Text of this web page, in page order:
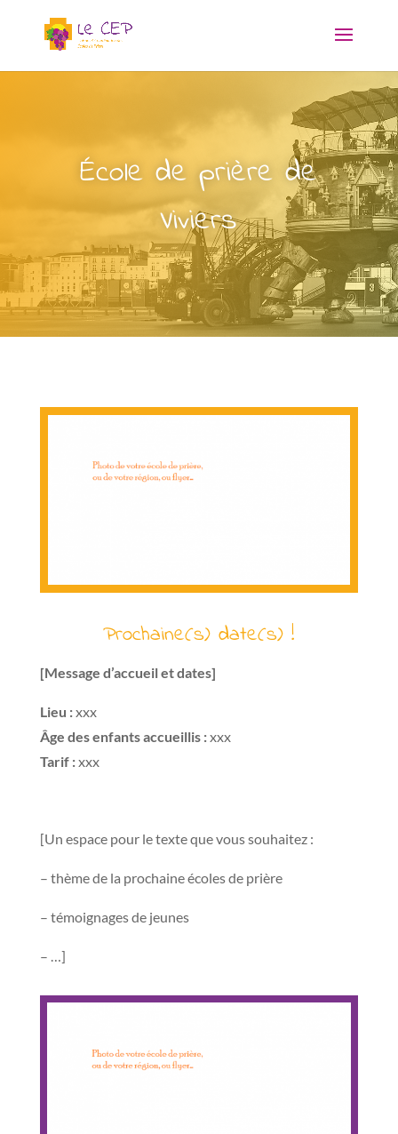
École de prière de
Viviers
Prochaine(s) date(s) !
[Message d’accueil et dates]
Lieu :xxx
Âge des enfants accueillis :xxx
Tarif :xxx
[Un espace pour le texte que vous souhaitez :
– thème de la prochaine écoles de prière
– témoignages de jeunes
– …]